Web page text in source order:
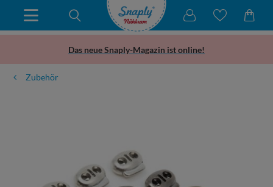
Das neue Snaply-Magazin ist online!
Zubehör